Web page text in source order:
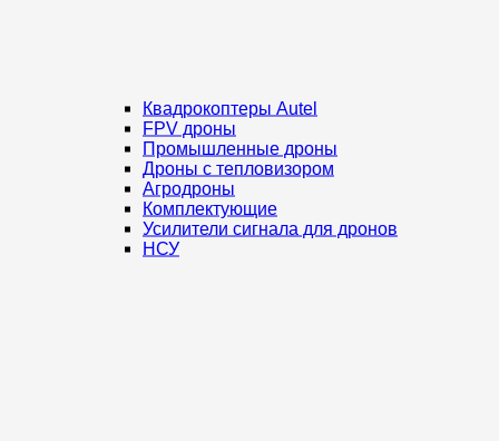
Квадрокоптеры Autel
FPV дроны
Промышленные дроны
Дроны с тепловизором
Агродроны
Комплектующие
Усилители сигнала для дронов
НСУ